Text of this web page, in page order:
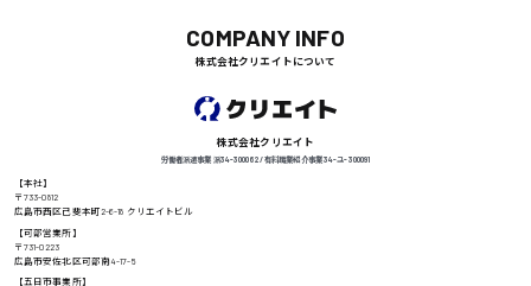
高知県
COMPANY INFO
株式会社クリエイトについて
株式会社クリエイト
労働者派遣事業 派34-300062 / 有料職業紹介事業 34-ユ-300091
【本社】
〒733-0812
広島市西区己斐本町2-6-18 クリエイトビル
【可部営業所】
〒731-0223
広島市安佐北区可部南4-17-5
【五日市事業所】